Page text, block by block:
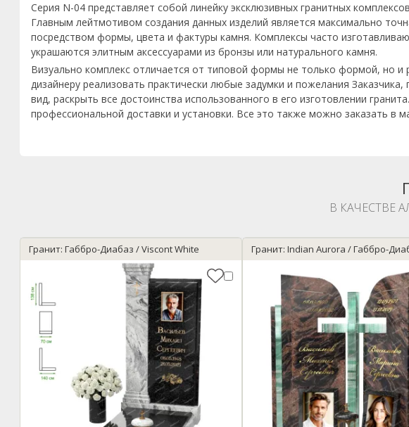
Серия N-04 представляет собой линейку эксклюзивных гранитных
Главным лейтмотивом создания данных изделий является максимально
посредством формы, цвета и фактуры камня. Комплексы часто
украшаются элитным аксессуарами из бронзы или натурального камня.
Визуально комплекс отличается от типовой формы не только формой, но и
дизайнеру реализовать практически любые задумки и пожелания
вид, раскрыть все достоинства использованного в его изготовлении
профессиональной доставки и установки. Все это также можно заказать в
В КАЧЕСТВЕ
Гранит: Габбро-Диабаз / Viscont White Гранит: Indian Aurora / Габбро-